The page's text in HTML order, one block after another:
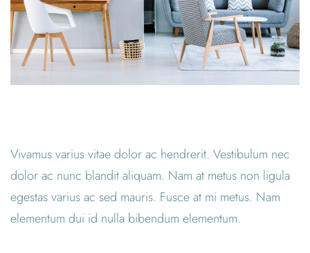
Vivamus varius vitae dolor ac hendrerit. Vestibulum nec
dolor ac nunc blandit aliquam. Nam at metus non ligula
egestas varius ac sed mauris. Fusce at mi metus. Nam
elementum dui id nulla bibendum elementum.